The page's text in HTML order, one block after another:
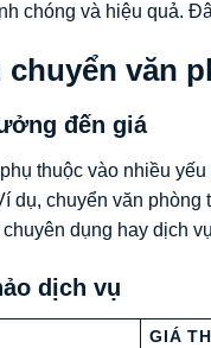
chóng và hiệu quả.
chuyển văn
đến giá
thuộc vào nhiều
dụ, chuyển văn
dụng hay dịch
dịch vụ
GIÁ